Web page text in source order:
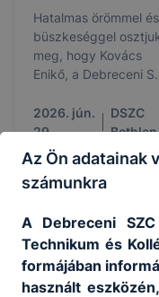
Hatalmas örömmel és
büszkeséggel
meg, hogy Kovács
Enikő, a Debreceni
Közgazdasági
Technikum és
Kollégium 13.
évfolyamos tanulója a
Cívis Talentum
között vehette át
elismerését a
debreceni Régi
Városházán.
2026. jún.
29.
DSZC
Bethlen
Partnereink
Az Ön adatainak
számunkra
A Debreceni
Technikum és
formájában
használt